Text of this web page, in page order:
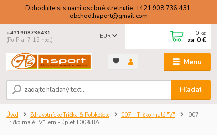
Dohodnite si s nami osobné stretnutie: +421 908 736 431,
obchod.hsport@gmail.com
Menu
EUR
Hľadať
+421908736431
(Po-Pia, 7-15 hod.)
0 ks
za 0 €
Úvod Zdravotnícke Tričká & Polokošele 007 - Tričko malé "V"
007 -
Tričko malé "V" lem - úplet 100%BA